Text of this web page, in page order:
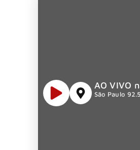
AO VIVO
São Paulo 92.5